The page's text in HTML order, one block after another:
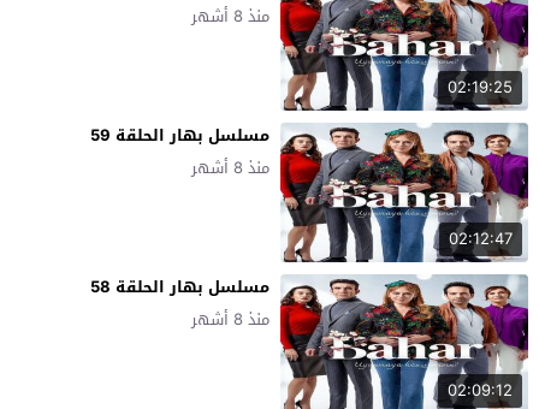
02:19:25
منذ 8 أشهر
02:12:47
مسلسل بهار الحلقة 59
منذ 8 أشهر
02:09:12
مسلسل بهار الحلقة 58
منذ 8 أشهر